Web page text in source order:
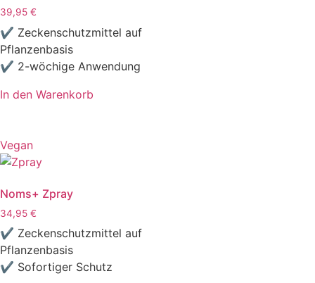
39,95 €
✔ Zeckenschutzmittel auf
Pflanzenbasis
✔ 2-wöchige Anwendung
In den Warenkorb
Vegan
Noms+ Zpray
34,95 €
✔ Zeckenschutzmittel auf
Pflanzenbasis
✔ Sofortiger Schutz